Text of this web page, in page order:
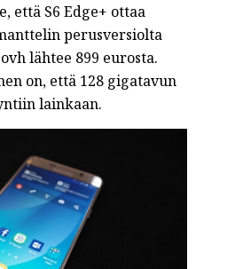
että S6 Edge+ ottaa
perusversiolta
lähtee 899 eurosta.
on, että 128 gigatavun
lainkaan.